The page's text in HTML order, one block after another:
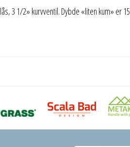
3 1/2» kurvventil. Dybde «liten kum» er 15